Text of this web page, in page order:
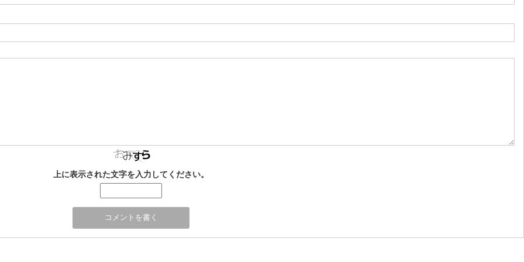
上に表示された文字を入力してください。